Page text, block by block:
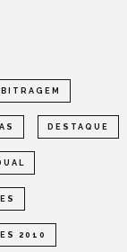
DESTAQUE
2010